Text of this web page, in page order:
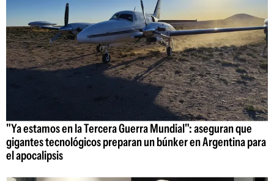
"Ya estamos en la Tercera Guerra Mundial": aseguran que
gigantes tecnológicos preparan un búnker en Argentina para
el apocalipsis